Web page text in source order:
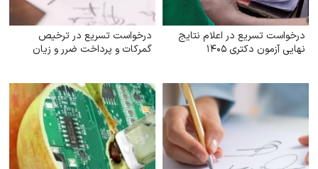
درخواست تسریع در اعلام نتایج
نهایی آزمون دکتری ۱۴۰۵
درخواست تسریع در ترخیص
گمرکات و پرداخت ضرر و زیان